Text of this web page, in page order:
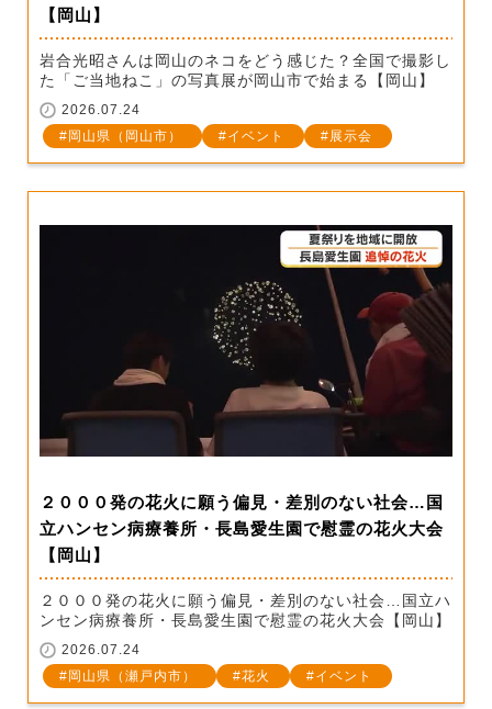
【岡山】
岩合光昭さんは岡山のネコをどう感じた？全国で撮影し
た「ご当地ねこ」の写真展が岡山市で始まる【岡山】
2026.07.24
岡山県（岡山市）
イベント 展示会
２０００発の花火に願う偏見・差別のない社会…国
立ハンセン病療養所・長島愛生園で慰霊の花火大会
【岡山】
２０００発の花火に願う偏見・差別のない社会…国立ハ
ンセン病療養所・長島愛生園で慰霊の花火大会【岡山】
2026.07.24
岡山県（瀬戸内市）
花火 イベント